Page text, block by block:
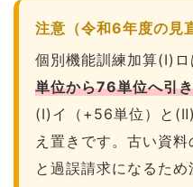
注意（令和6年度の見
個別機能訓練加算(Ⅰ)
単位から76単位へ引
(Ⅰ)イ（+56単位）と
え置きです。古い資
と過誤請求になるため